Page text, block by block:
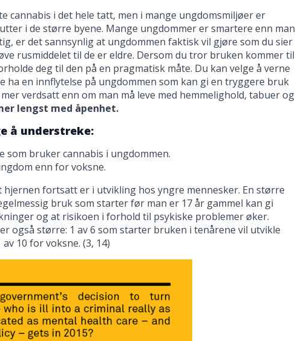
cannabis i det hele tatt, men i mange ungdomsmiljøer er
i de større byene. Mange ungdommer er smartere enn man
er det sannsynlig at ungdommen faktisk vil gjøre som du sier
rusmiddelet til de er eldre. Dersom du tror bruken kommer til
deg til den på en pragmatisk måte. Du kan velge å verne
ha en innflytelse på ungdommen som kan gi en tryggere bruk
verdsatt enn om man må leve med hemmelighold, tabuer og
lengst med åpenhet.
å understreke:
som bruker cannabis i ungdommen.
enn for voksne.
hjernen fortsatt er i utvikling hos yngre mennesker. En større
bruk som starter før man er 17 år gammel kan gi
og at risikoen i forhold til psykiske problemer øker.
også større: 1 av 6 som starter bruken i tenårene vil utvikle
10 for voksne. (3, 14)